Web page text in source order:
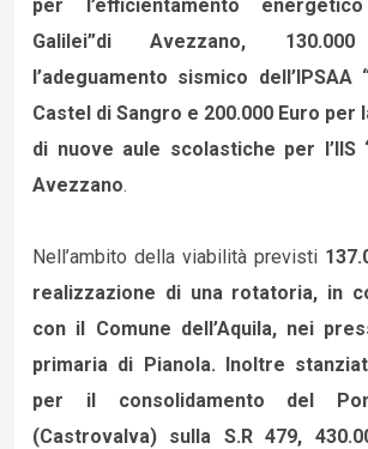
per l’efficientamento
Galilei”di Avezzano,
l’adeguamento sismico dell’IPSAA
Castel di Sangro e 200.000 Euro per
di nuove aule scolastiche per l’IIS
Avezzano.
Nell’ambito della viabilità previsti
realizzazione di una rotatoria, in
con il Comune dell’Aquila, nei
primaria di Pianola. Inoltre
per il consolidamento del
(Castrovalva) sulla S.R 479,